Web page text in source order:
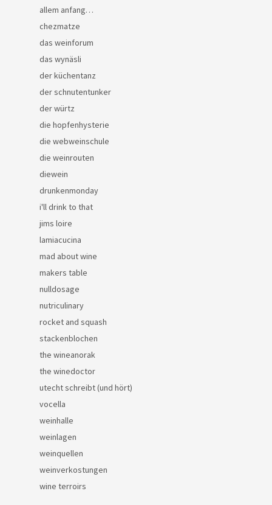
allem anfang…
chezmatze
das weinforum
das wynäsli
der küchentanz
der schnutentunker
der würtz
die hopfenhysterie
die webweinschule
die weinrouten
diewein
drunkenmonday
i'll drink to that
jims loire
lamiacucina
mad about wine
makers table
nulldosage
nutriculinary
rocket and squash
stackenblochen
the wineanorak
the winedoctor
utecht schreibt (und hört)
vocella
weinhalle
weinlagen
weinquellen
weinverkostungen
wine terroirs